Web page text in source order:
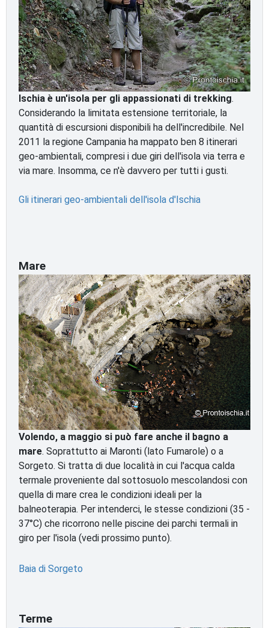
Ischia è un'isola per gli appassionati di trekking.
Considerando la limitata estensione territoriale, la
quantità di escursioni disponibili ha dell'incredibile. Nel
2011 la regione Campania ha mappato ben 8 itinerari
geo-ambientali, compresi i due giri dell'isola via terra e
via mare. Insomma, ce n'è davvero per tutti i gusti.
Gli itinerari geo-ambientali dell'isola d'Ischia
Mare
Volendo, a maggio si può fare anche il bagno a
mare. Soprattutto ai Maronti (lato Fumarole) o a
Sorgeto. Si tratta di due località in cui l'acqua calda
termale proveniente dal sottosuolo mescolandosi con
quella di mare crea le condizioni ideali per la
balneoterapia. Per intenderci, le stesse condizioni (35 -
37°C) che ricorrono nelle piscine dei parchi termali in
giro per l'isola (vedi prossimo punto).
Baia di Sorgeto
Terme